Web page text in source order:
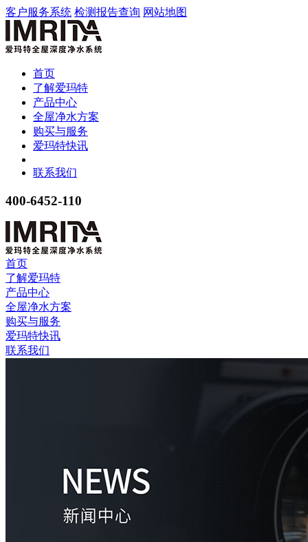
客户服务系统 检测报告查询 网站地图
首页
了解爱玛特
产品中心
全屋净水方案
购买与服务
爱玛特快讯
联系我们
400-6452-110
首页
了解爱玛特
产品中心
全屋净水方案
购买与服务
爱玛特快讯
联系我们